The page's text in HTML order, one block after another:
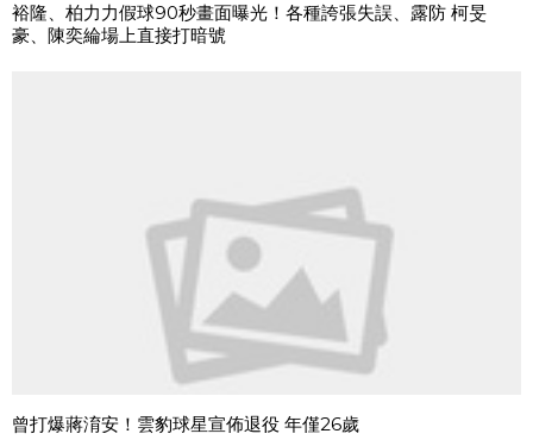
裕隆、柏力力假球90秒畫面曝光！各種誇張失誤、露防 柯旻
豪、陳奕綸場上直接打暗號
曾打爆蔣淯安！雲豹球星宣佈退役 年僅26歲